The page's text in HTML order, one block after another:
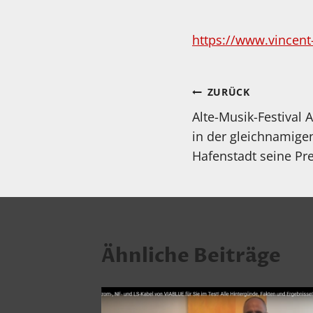
https://
ZURÜCK
Alte-Musik-Festival
in der
Hafenstadt seine
Ähnliche Beiträge